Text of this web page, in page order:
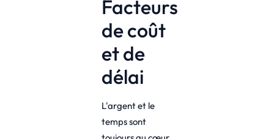
Facteurs
de coût
et de
délai
L'argent et le
temps sont